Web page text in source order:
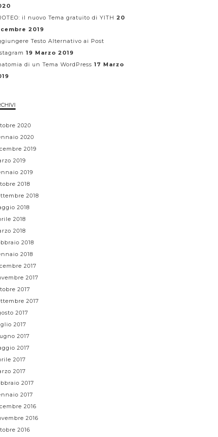
il nuovo Tema gratuito di YITH 20
2019
Testo Alternativo ai Post
19 Marzo 2019
di un Tema WordPress 17 Marzo
2020
2020
2019
2019
2019
2018
2018
2018
2018
2018
2018
2018
2017
2017
2017
2017
2017
2017
2017
2017
2017
2017
2017
2017
2016
2016
2016